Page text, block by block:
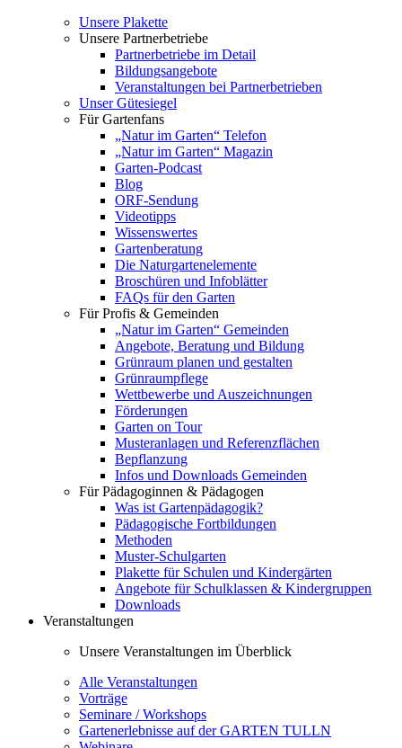
Unsere Plakette
Unsere Partnerbetriebe
Partnerbetriebe im Detail
Bildungsangebote
Veranstaltungen bei Partnerbetrieben
Unser Gütesiegel
Für Gartenfans
„Natur im Garten“ Telefon
„Natur im Garten“ Magazin
Garten-Podcast
Blog
ORF-Sendung
Videotipps
Wissenswertes
Gartenberatung
Die Naturgartenelemente
Broschüren und Infoblätter
FAQs für den Garten
Für Profis & Gemeinden
„Natur im Garten“ Gemeinden
Angebote, Beratung und Bildung
Grünraum planen und gestalten
Grünraumpflege
Wettbewerbe und Auszeichnungen
Förderungen
Garten on Tour
Musteranlagen und Referenzflächen
Bepflanzung
Infos und Downloads Gemeinden
Für Pädagoginnen & Pädagogen
Was ist Gartenpädagogik?
Pädagogische Fortbildungen
Methoden
Muster-Schulgarten
Plakette für Schulen und Kindergärten
Angebote für Schulklassen & Kindergruppen
Downloads
Veranstaltungen
Unsere Veranstaltungen im Überblick
Alle Veranstaltungen
Vorträge
Seminare / Workshops
Gartenerlebnisse auf der GARTEN TULLN